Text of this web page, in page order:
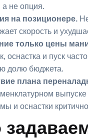
а не опция.
на позиционере.
скорость и
только цены
оснастка и пуск
долю бюджета.
плана
и оснастки